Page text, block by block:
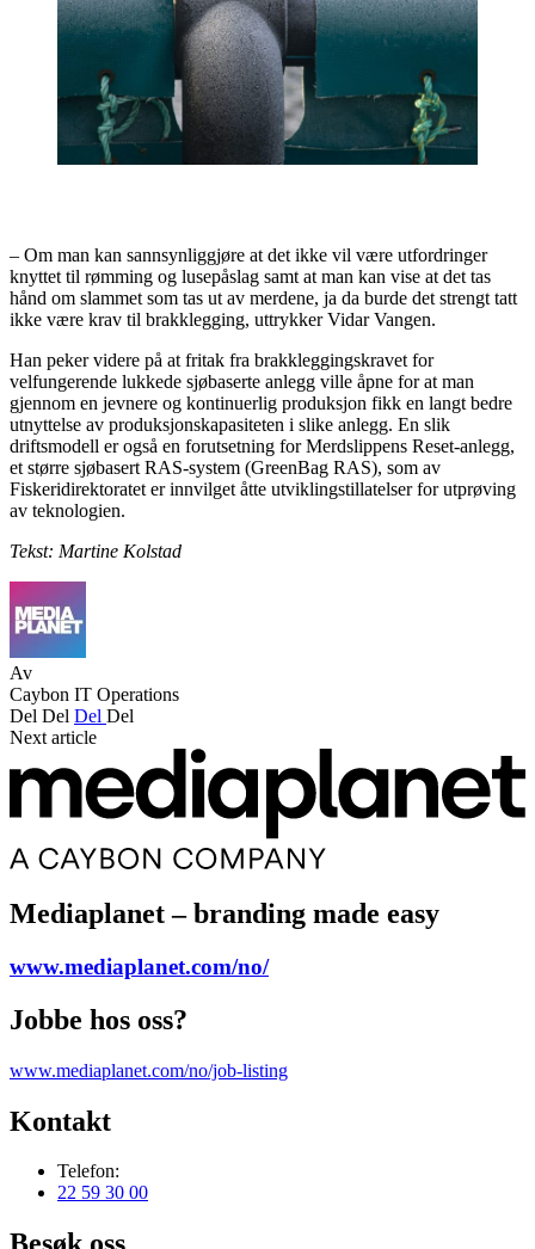
– Om man kan sannsynliggjøre at det ikke vil være utfordringer
knyttet til rømming og lusepåslag samt at man kan vise at det tas
hånd om slammet som tas ut av merdene, ja da burde det strengt tatt
ikke være krav til brakklegging, uttrykker Vidar Vangen.
Han peker videre på at fritak fra brakkleggingskravet for
velfungerende lukkede sjøbaserte anlegg ville åpne for at man
gjennom en jevnere og kontinuerlig produksjon fikk en langt bedre
utnyttelse av produksjonskapasiteten i slike anlegg. En slik
driftsmodell er også en forutsetning for Merdslippens Reset-anlegg,
et større sjøbasert RAS-system (GreenBag RAS), som av
Fiskeridirektoratet er innvilget åtte utviklingstillatelser for utprøving
av teknologien.
Tekst: Martine Kolstad
Av
Caybon IT Operations
Del Del Del Del
Next article
Mediaplanet – branding made easy
www.mediaplanet.com/no/
Jobbe hos oss?
www.mediaplanet.com/no/job-listing
Kontakt
Telefon:
22 59 30 00